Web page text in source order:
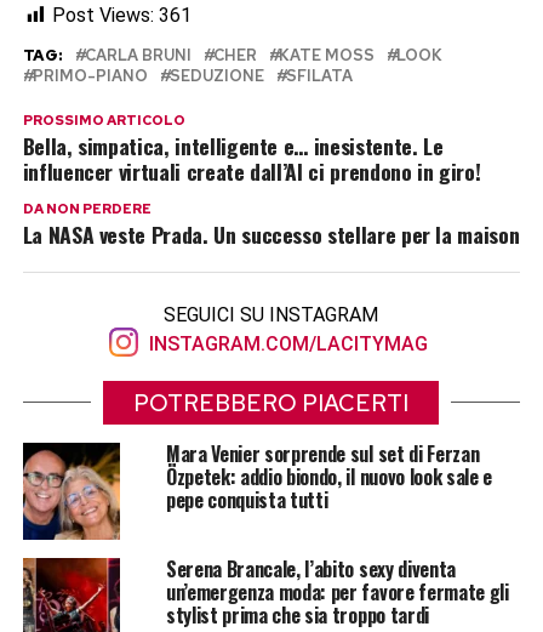
Post Views: 361
TAG: CARLA BRUNI CHER KATE MOSS
LOOK
PRIMO-PIANO
SEDUZIONE SFILATA
PROSSIMO ARTICOLO
Bella, simpatica, intelligente e… inesistente. Le
influencer virtuali create dall’AI ci prendono in giro!
DA NON PERDERE
La NASA veste Prada. Un successo stellare per la maison
SEGUICI SU INSTAGRAM
INSTAGRAM.COM/LACITYMAG
POTREBBERO PIACERTI
Mara Venier sorprende sul set di Ferzan
Özpetek: addio biondo, il nuovo look sale e
pepe conquista tutti
Serena Brancale, l’abito sexy diventa
un’emergenza moda: per favore fermate gli
stylist prima che sia troppo tardi